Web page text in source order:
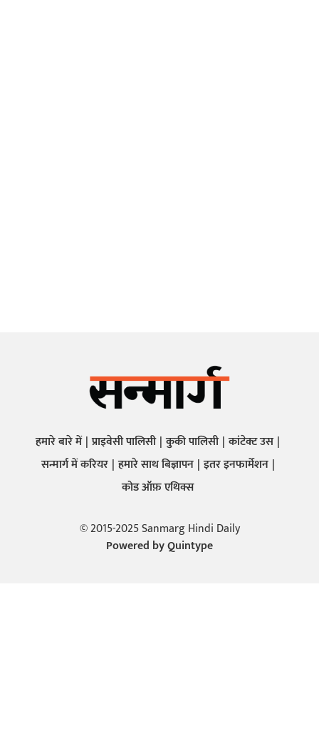
हमारे बारे में प्राइवेसी पालिसी कुकी पालिसी कांटेक्ट उस
सन्मार्ग में करियर हमारे साथ बिज्ञापन इतर इनफार्मेशन
कोड ऑफ़ एथिक्स
© 2015-2025 Sanmarg Hindi Daily
Powered byQuintype